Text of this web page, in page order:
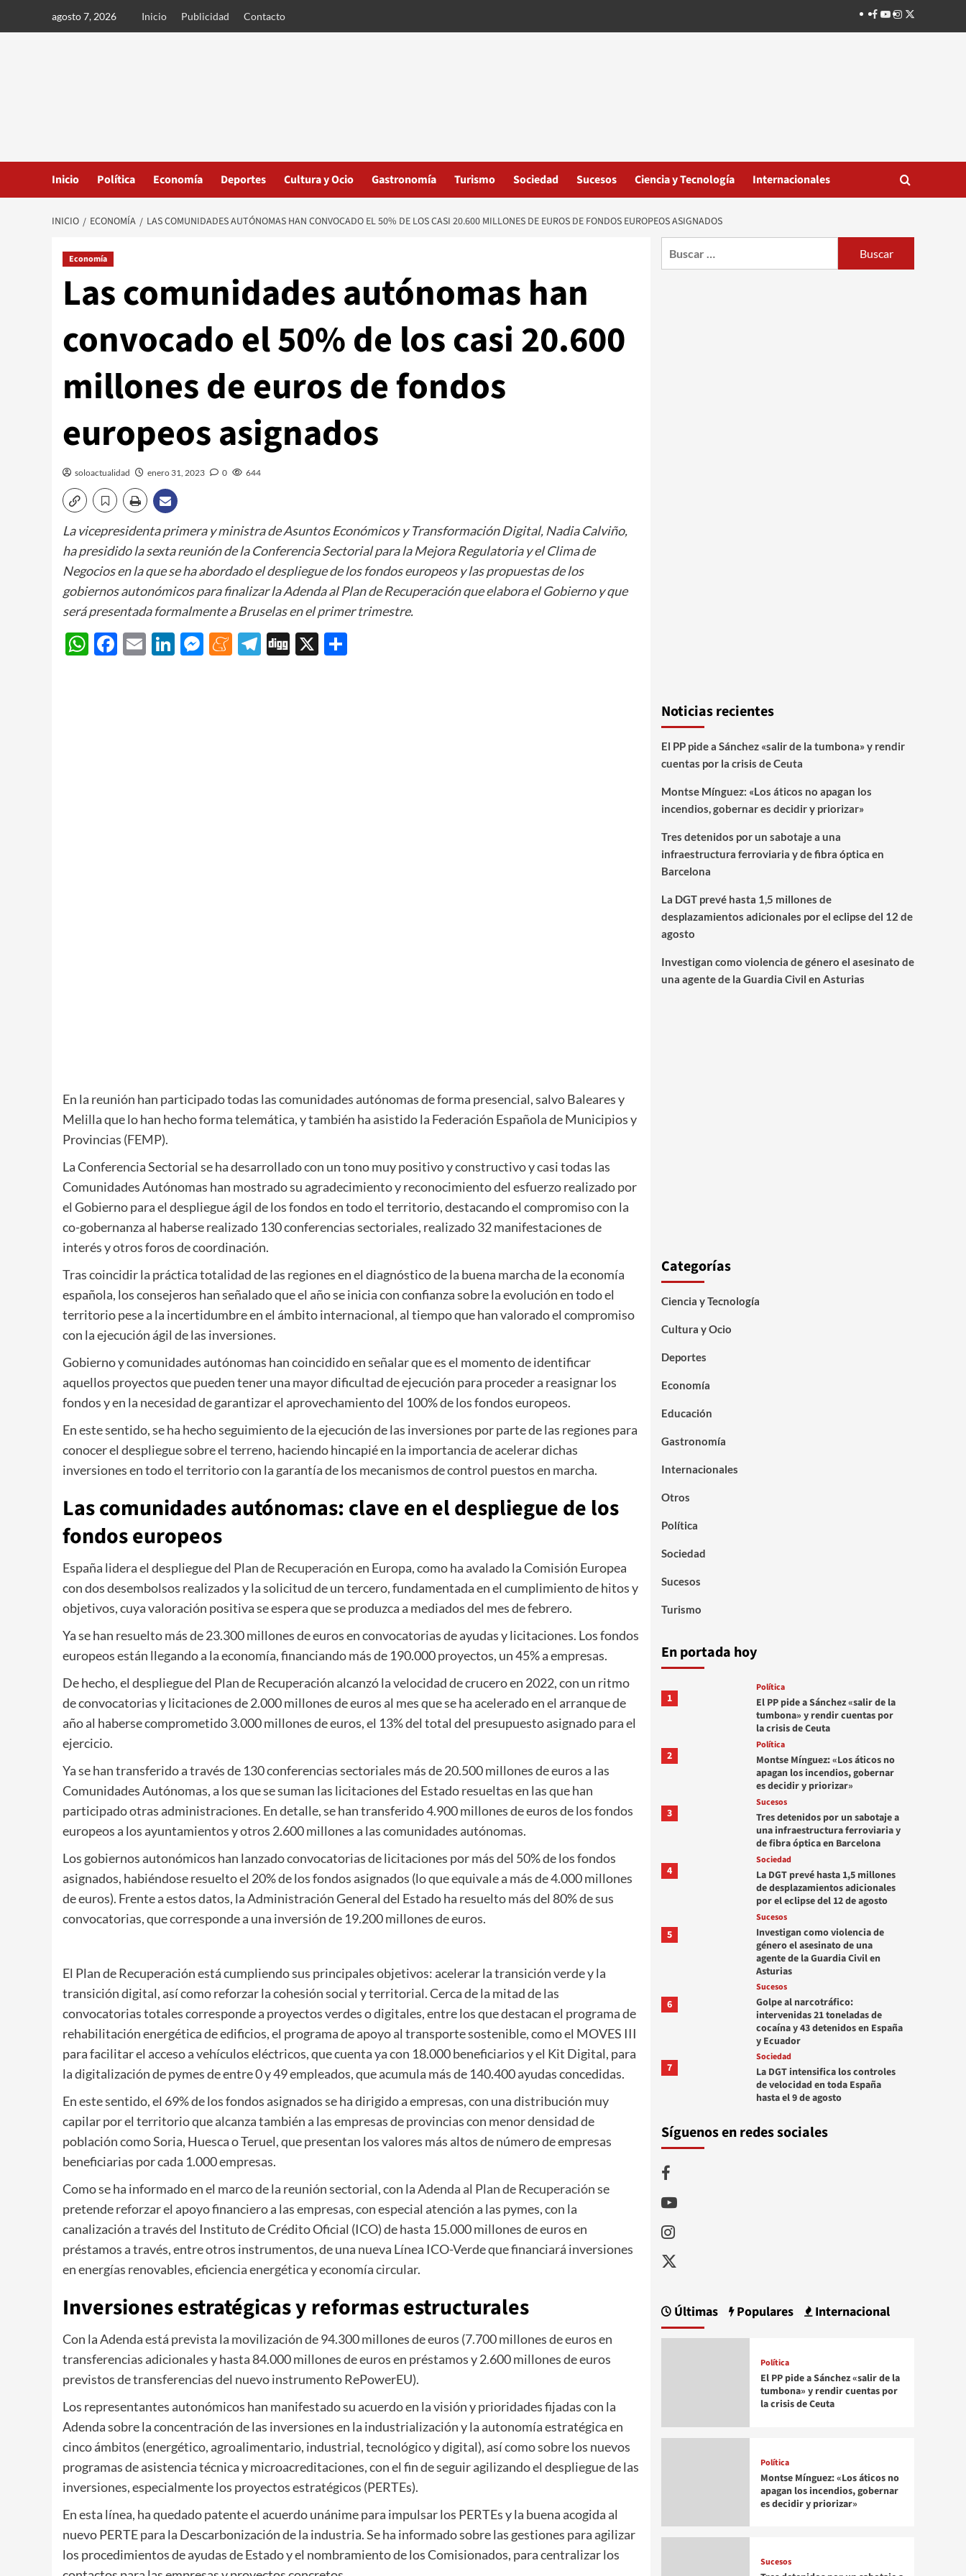
agosto 7, 2026 Inicio Publicidad Contacto Facebook
Youtube
Instagram
Twitter
Inicio Política Economía Deportes Cultura y Ocio Gastronomía Turismo Sociedad Sucesos Ciencia y Tecnología Internacionales
INICIO ECONOMÍA LAS COMUNIDADES AUTÓNOMAS HAN CONVOCADO EL 50% DE LOS CASI 20.600 MILLONES DE EUROS DE FONDOS EUROPEOS ASIGNADOS
Economía
Las comunidades autónomas han
convocado el 50% de los casi 20.600
millones de euros de fondos
europeos asignados
soloactualidad enero 31, 2023 0 644
La vicepresidenta primera y ministra de Asuntos Económicos y Transformación Digital, Nadia Calviño,
ha presidido la sexta reunión de la Conferencia Sectorial para la Mejora Regulatoria y el Clima de
Negocios en la que se ha abordado el despliegue de los fondos europeos y las propuestas de los
gobiernos autonómicos para finalizar la Adenda al Plan de Recuperación que elabora el Gobierno y que
será presentada formalmente a Bruselas en el primer trimestre.
WhatsApp
Facebook
EmailLinkedIn
Messenger
Meneame
Telegram
Digg
X
En la reunión han participado todas las comunidades autónomas de forma presencial, salvo Baleares y
Melilla que lo han hecho forma telemática, y también ha asistido la Federación Española de Municipios y
Provincias (FEMP).
La Conferencia Sectorial se ha desarrollado con un tono muy positivo y constructivo y casi todas las
Comunidades Autónomas han mostrado su agradecimiento y reconocimiento del esfuerzo realizado por
el Gobierno para el despliegue ágil de los fondos en todo el territorio, destacando el compromiso con la
co-gobernanza al haberse realizado 130 conferencias sectoriales, realizado 32 manifestaciones de
interés y otros foros de coordinación.
Tras coincidir la práctica totalidad de las regiones en el diagnóstico de la buena marcha de la economía
española, los consejeros han señalado que el año se inicia con confianza sobre la evolución en todo el
territorio pese a la incertidumbre en el ámbito internacional, al tiempo que han valorado el compromiso
con la ejecución ágil de las inversiones.
Gobierno y comunidades autónomas han coincidido en señalar que es el momento de identificar
aquellos proyectos que pueden tener una mayor dificultad de ejecución para proceder a reasignar los
fondos y en la necesidad de garantizar el aprovechamiento del 100% de los fondos europeos.
En este sentido, se ha hecho seguimiento de la ejecución de las inversiones por parte de las regiones para
conocer el despliegue sobre el terreno, haciendo hincapié en la importancia de acelerar dichas
inversiones en todo el territorio con la garantía de los mecanismos de control puestos en marcha.
Las comunidades autónomas: clave en el despliegue de los
fondos europeos
España lidera el despliegue del Plan de Recuperaciónen Europa, como ha avalado la Comisión Europea
con dos desembolsos realizados y la solicitud de un tercero, fundamentada en el cumplimiento de hitos y
objetivos, cuya valoración positiva se espera que se produzca a mediados del mes de febrero.
Ya se han resuelto más de 23.300 millones de euros en convocatorias de ayudas y licitaciones. Los fondos
europeos están llegando a la economía, financiando más de 190.000 proyectos, un 45% a empresas.
De hecho, el despliegue del Plan de Recuperación alcanzó la velocidad de crucero en 2022, con un ritmo
de convocatorias y licitaciones de 2.000 millones de euros al mes que se ha acelerado en el arranque de
año al haberse comprometido 3.000 millones de euros, el 13% del total del presupuesto asignado para el
ejercicio.
Ya se han transferido a través de 130 conferencias sectoriales más de 20.500 millones de euros a las
Comunidades Autónomas, a los que se suman las licitaciones del Estado resueltas en las que han
participado otras administraciones. En detalle, se han transferido 4.900 millones de euros de los fondos
europeos a los ayuntamientos y otros 2.600 millones a las comunidades autónomas.
Los gobiernos autonómicos han lanzado convocatorias de licitaciones por más del 50% de los fondos
asignados, habiéndose resuelto el 20% de los fondos asignados (lo que equivale a más de 4.000 millones
de euros). Frente a estos datos, la Administración General del Estado ha resuelto más del 80% de sus
convocatorias, que corresponde a una inversión de 19.200 millones de euros.
El Plan de Recuperación está cumpliendo sus principales objetivos: acelerar la transición verde y la
transición digital, así como reforzar la cohesión social y territorial. Cerca de la mitad de las
convocatorias totales corresponde a proyectos verdes o digitales, entre los que destacan el programa de
rehabilitación energética de edificios, el programa de apoyo al transporte sostenible, como el MOVES III
para facilitar el acceso a vehículos eléctricos, que cuenta ya con 18.000 beneficiarios y el Kit Digital, para
la digitalización de pymes de entre 0 y 49 empleados, que acumula más de 140.400 ayudas concedidas.
En este sentido, el 69% de los fondos asignados se ha dirigido a empresas, con una distribución muy
capilar por el territorio que alcanza también a las empresas de provincias con menor densidad de
población como Soria, Huesca o Teruel, que presentan los valores más altos de número de empresas
beneficiarias por cada 1.000 empresas.
Como se ha informado en el marco de la reunión sectorial, con laAdenda al Plan de Recuperaciónse
pretende reforzar el apoyo financiero a las empresas, con especial atención a las pymes, con la
canalización a través del Instituto de Crédito Oficial (ICO) de hasta 15.000 millones de euros en
préstamos a través, entre otros instrumentos, de una nueva Línea ICO-Verde que financiará inversiones
en energías renovables, eficiencia energética y economía circular.
Inversiones estratégicas y reformas estructurales
Con la Adenda está prevista la movilización de 94.300 millones de euros (7.700 millones de euros en
transferencias adicionales y hasta 84.000 millones de euros en préstamos y 2.600 millones de euros
previstos de transferencias del nuevo instrumento RePowerEU).
Los representantes autonómicos han manifestado su acuerdo en la visión y prioridades fijadas con la
Adenda sobre la concentración de las inversiones en la industrialización y la autonomía estratégica en
cinco ámbitos (energético, agroalimentario, industrial, tecnológico y digital), así como sobre los nuevos
programas de asistencia técnica y microacreditaciones, con el fin de seguir agilizando el despliegue de las
inversiones, especialmente los proyectos estratégicos (PERTEs).
En esta línea, ha quedado patente el acuerdo unánime para impulsar los PERTEs y la buena acogida al
nuevo PERTE para la Descarbonización de la industria. Se ha informado sobre las gestiones para agilizar
los procedimientos de ayudas de Estado y el nombramiento de los Comisionados, para centralizar los
Noticias recientes
El PP pide a Sánchez «salir de la tumbona» y rendir
cuentas por la crisis de Ceuta
Montse Mínguez: «Los áticos no apagan los
incendios, gobernar es decidir y priorizar»
Tres detenidos por un sabotaje a una
infraestructura ferroviaria y de fibra óptica en
Barcelona
La DGT prevé hasta 1,5 millones de
desplazamientos adicionales por el eclipse del 12 de
agosto
Investigan como violencia de género el asesinato de
una agente de la Guardia Civil en Asturias
Categorías
Ciencia y Tecnología
Cultura y Ocio
Deportes
Economía
Educación
Gastronomía
Internacionales
Otros
Política
Sociedad
Sucesos
Turismo
En portada hoy
1
Política
El PP pide a Sánchez «salir de la
tumbona» y rendir cuentas por
la crisis de Ceuta
2
Política
Montse Mínguez: «Los áticos no
apagan los incendios, gobernar
es decidir y priorizar»
3
Sucesos
Tres detenidos por un sabotaje a
una infraestructura ferroviaria y
de fibra óptica en Barcelona
4
Sociedad
La DGT prevé hasta 1,5 millones
de desplazamientos adicionales
por el eclipse del 12 de agosto
5
Sucesos
Investigan como violencia de
género el asesinato de una
agente de la Guardia Civil en
Asturias
6
Sucesos
Golpe al narcotráfico:
intervenidas 21 toneladas de
cocaína y 43 detenidos en España
y Ecuador
7
Sociedad
La DGT intensifica los controles
de velocidad en toda España
hasta el 9 de agosto
Síguenos en redes sociales
Facebook
Youtube
Instagram
Twitter
Últimas Populares Internacional
Política
El PP pide a Sánchez «salir de la
tumbona» y rendir cuentas por
la crisis de Ceuta
Política
Montse Mínguez: «Los áticos no
apagan los incendios, gobernar
es decidir y priorizar»
Sucesos